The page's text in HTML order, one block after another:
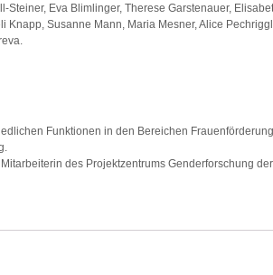
Steiner, Eva Blimlinger, Therese Garstenauer,
Susanne Mann, Maria Mesner, Alice
Funktionen in den Bereichen
des Projektzentrums Genderforschung der